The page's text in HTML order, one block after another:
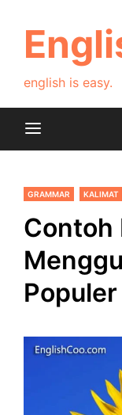
content
english is easy.
GRAMMAR KALIMAT
Contoh
Populer